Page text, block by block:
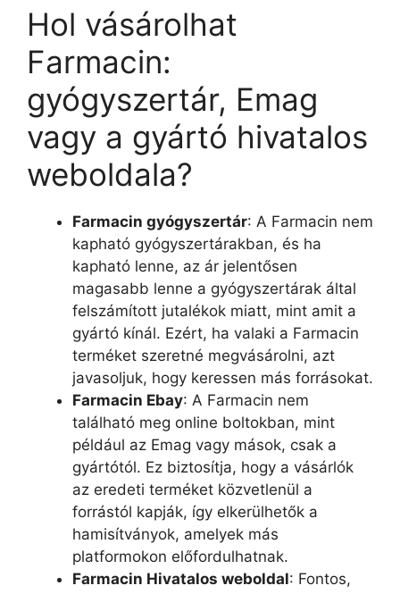
Hol vásárolhat
Farmacin:
gyógyszertár, Emag
vagy a gyártó hivatalos
weboldala?
Farmacin gyógyszertár: A Farmacin nem
kapható gyógyszertárakban, és ha
kapható lenne, az ár jelentősen
magasabb lenne a gyógyszertárak által
felszámított jutalékok miatt, mint amit a
gyártó kínál. Ezért, ha valaki a Farmacin
terméket szeretné megvásárolni, azt
javasoljuk, hogy keressen más forrásokat.
Farmacin Ebay: A Farmacin nem
található meg online boltokban, mint
például az Emag vagy mások, csak a
gyártótól. Ez biztosítja, hogy a vásárlók
az eredeti terméket közvetlenül a
forrástól kapják, így elkerülhetők a
hamisítványok, amelyek más
platformokon előfordulhatnak.
Farmacin Hivatalos weboldal: Fontos,